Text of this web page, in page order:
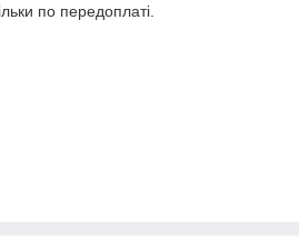
по передоплаті.